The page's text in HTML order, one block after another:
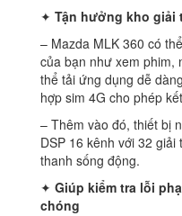
✦ Tận hưởng kho giải
– Mazda MLK 360 có
của bạn như xem
thể tải ứng dụng dễ
hợp sim 4G cho phép
– Thêm vào đó, thiết bị
DSP 16 kênh với 32
thanh sống động.
✦ Giúp kiểm tra lỗi
chóng